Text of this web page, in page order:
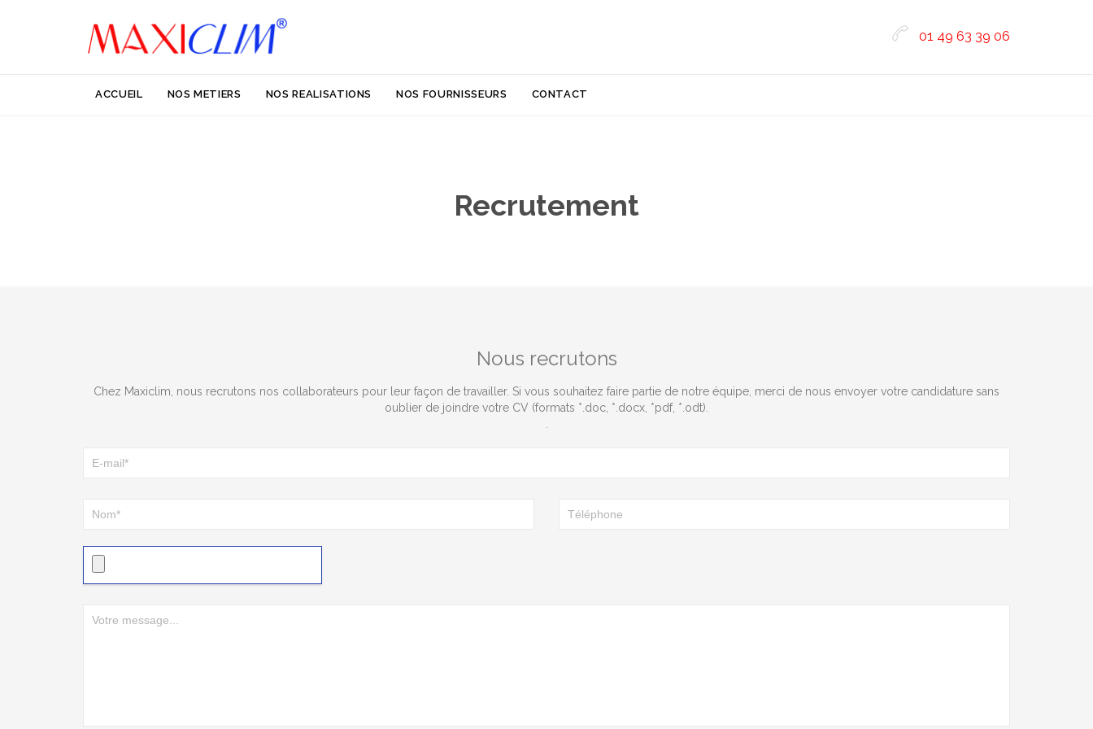
 01 49 63 39 06
to
ACCUEIL NOS METIERS NOS REALISATIONS NOS FOURNISSEURS CONTACT
Recrutement
Nous recrutons
Chez Maxiclim, nous recrutons nos collaborateurs pour leur façon de travailler. Si vous souhaitez faire partie de notre équipe, merci de nous envoyer votre candidature sans
oublier de joindre votre CV (formats *.doc, *.docx, *pdf, *.odt).